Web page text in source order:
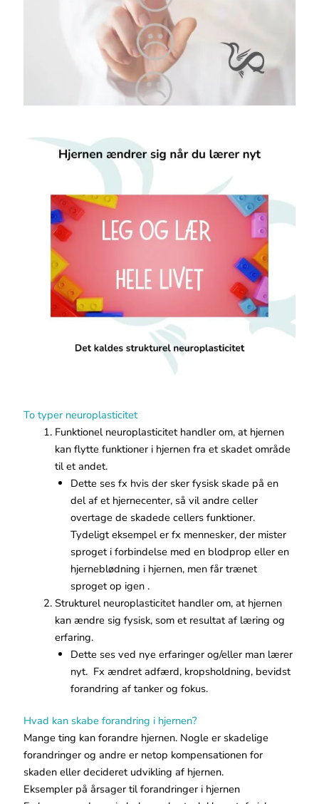
To typer neuroplasticitet
Funktionel neuroplasticitet handler om, at hjernen
kan flytte funktioner i hjernen fra et skadet område
til et andet.
Dette ses fx hvis der sker fysisk skade på en
del af et hjernecenter, så vil andre celler
overtage de skadede cellers funktioner.
Tydeligt eksempel er fx mennesker, der mister
sproget i forbindelse med en blodprop eller en
hjerneblødning i hjernen, men får trænet
sproget op igen .
Strukturel neuroplasticitet handler om, at hjernen
kan ændre sig fysisk, som et resultat af læring og
erfaring.
Dette ses ved nye erfaringer og/eller man lærer
nyt. Fx ændret adfærd, kropsholdning, bevidst
forandring af tanker og fokus.
Hvad kan skabe forandring i hjernen?
Mange ting kan forandre hjernen. Nogle er skadelige
forandringer og andre er netop kompensationen for
skaden eller decideret udvikling af hjernen.
Eksempler på årsager til forandringer i hjernen